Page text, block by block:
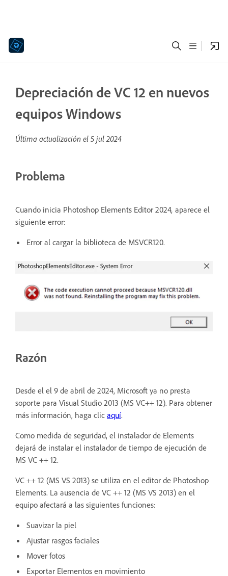
Depreciación de VC 12 en nuevos
equipos Windows
Última actualización el 5 jul 2024
Problema
Cuando inicia Photoshop Elements Editor 2024, aparece el
siguiente error:
Error al cargar la biblioteca de MSVCR120.
Razón
Desde el el 9 de abril de 2024, Microsoft ya no presta
soporte para Visual Studio 2013 (MS VC++ 12). Para obtener
más información, haga clic aquí.
Como medida de seguridad, el instalador de Elements
dejará de instalar el instalador de tiempo de ejecución de
MS VC ++ 12.
VC ++ 12 (MS VS 2013) se utiliza en el editor de Photoshop
Elements. La ausencia de VC ++ 12 (MS VS 2013) en el
equipo afectará a las siguientes funciones:
Suavizar la piel
Ajustar rasgos faciales
Mover fotos
Exportar Elementos en movimiento